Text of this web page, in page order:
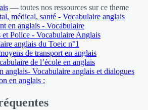
— toutes nos ressources sur ce theme
médical, santé - Vocabulaire anglais
en anglais - Vocabulaire
Police - Vocabulaire Anglais
anglais du Toeic n°1
de transport en anglais
de l’école en anglais
anglais- Vocabulaire anglais et dialogues
en anglais :